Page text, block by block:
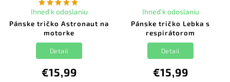
Pánske tričko Astronaut na
motorke
Ihneď k odoslaniu
€15,99
Detail
Pánske tričko Lebka s
respirátorom
Ihneď k odoslaniu
€15,99
Detail